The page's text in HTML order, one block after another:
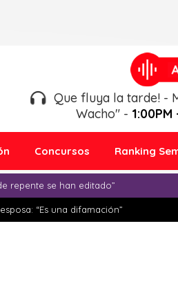
Que fluya la tarde! -
Wacho" - 1:00PM
Concursos Ranking
repente se han editado”
“Es una difamación”